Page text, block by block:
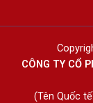
CÔNG TY CỔ
(Tên Quốc